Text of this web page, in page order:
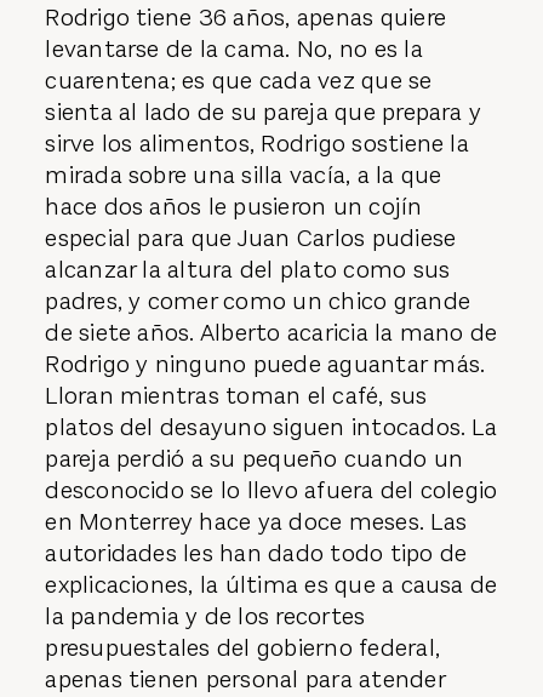
Rodrigo tiene 36 años, apenas quiere
levantarse de la cama. No, no es la
cuarentena; es que cada vez que se
sienta al lado de su pareja que prepara y
sirve los alimentos, Rodrigo sostiene la
mirada sobre una silla vacía, a la que
hace dos años le pusieron un cojín
especial para que Juan Carlos pudiese
alcanzar la altura del plato como sus
padres, y comer como un chico grande
de siete años. Alberto acaricia la mano de
Rodrigo y ninguno puede aguantar más.
Lloran mientras toman el café, sus
platos del desayuno siguen intocados. La
pareja perdió a su pequeño cuando un
desconocido se lo llevo afuera del colegio
en Monterrey hace ya doce meses. Las
autoridades les han dado todo tipo de
explicaciones, la última es que a causa de
la pandemia y de los recortes
presupuestales del gobierno federal,
apenas tienen personal para atender